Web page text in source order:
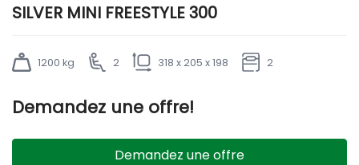
SILVER MINI FREESTYLE 300
1200 kg 2 318 x 205 x 198 2
Demandez une offre!
Demandez une offre